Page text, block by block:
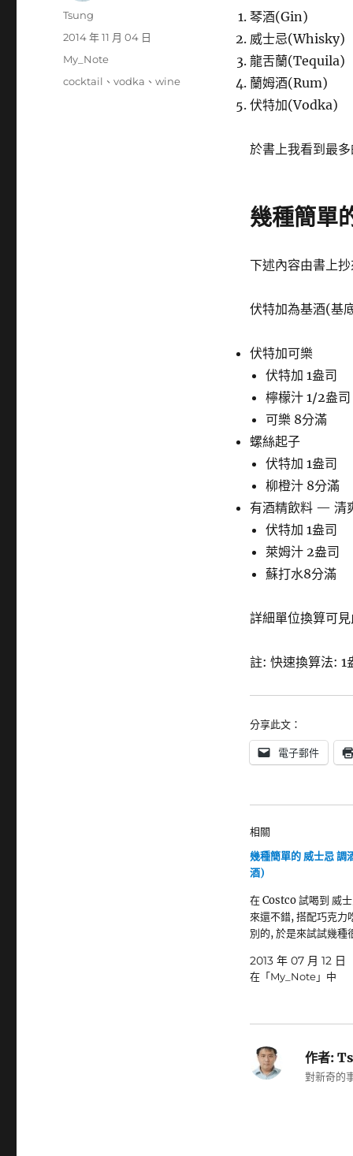
琴酒(Gin)
威士忌(Whisky)
龍舌蘭(Tequila)
蘭姆酒(Rum)
伏特加(Vodka)
於書上我看到最
幾種簡單
下述內容由書上
伏特加為基酒(基
伏特加可樂
伏特加 1盎司
檸檬汁 1/2盎司
可樂 8分滿
螺絲起子
伏特加 1盎司
柳橙汁 8分滿
有酒精飲料 — 清
伏特加 1盎司
萊姆汁 2盎司
蘇打水8分滿
詳細單位換算可
註: 快速換算法:
分享此文：
電子郵件
相關
幾種簡單的 威士忌 調
酒)
在 Costco 試喝到 威
來還不錯, 搭配巧克力
別的, 於是來試試幾種
2013 年 07 月 12 日
在「My_Note」中
作者:
對新奇的
作
Tsung
發
日
期:
2014 年 11 月 04 日
分
My_Note
標
cocktail 、vodka 、wine